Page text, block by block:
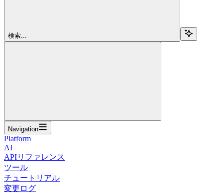
検索...
Navigation
Platform
AI
APIリファレンス
ツール
チュートリアル
変更ログ